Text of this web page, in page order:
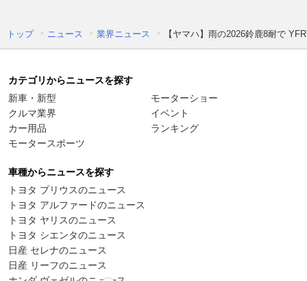
トップ ニュース 業界ニュース 【ヤマハ】雨の2026鈴鹿8耐で
カテゴリからニュースを探す
新車・新型
クルマ業界
カー用品
モータースポーツ
モーターショー
イベント
ランキング
車種からニュースを探す
トヨタ プリウスのニュース
トヨタ アルファードのニュース
トヨタ ヤリスのニュース
トヨタ シエンタのニュース
日産 セレナのニュース
日産 リーフのニュース